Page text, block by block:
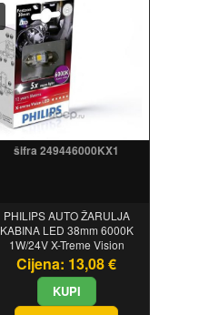
šifra 249446000KX1
PHILIPS AUTO ŽARULJA
KABINA LED 38mm 6000K
1W/24V X-Treme Vision
Cijena: 13,08 €